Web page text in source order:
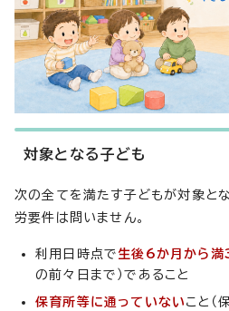
対象となる子ども
次の全てを満たす子どもが対象とな
労要件は問いません。
利用日時点で 生後6か月から満
の前々日まで）であること
保育所等に通っていない こと（